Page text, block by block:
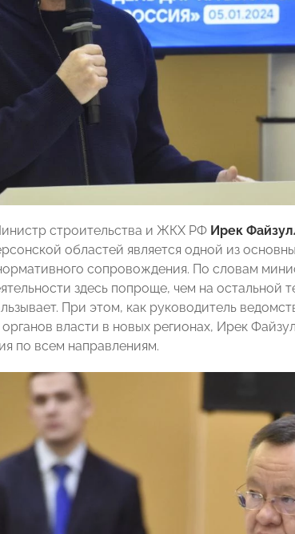
строительства и ЖКХ РФ Ирек
областей является одной из
сопровождения. По словам
здесь попроще, чем на
При этом, как руководитель
власти в новых регионах, Ирек
по всем направлениям.